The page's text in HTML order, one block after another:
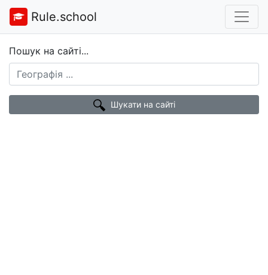
Rule.school
Пошук на сайті...
Шукати на сайті